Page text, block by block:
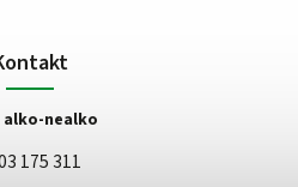
alko-nealko
175 311